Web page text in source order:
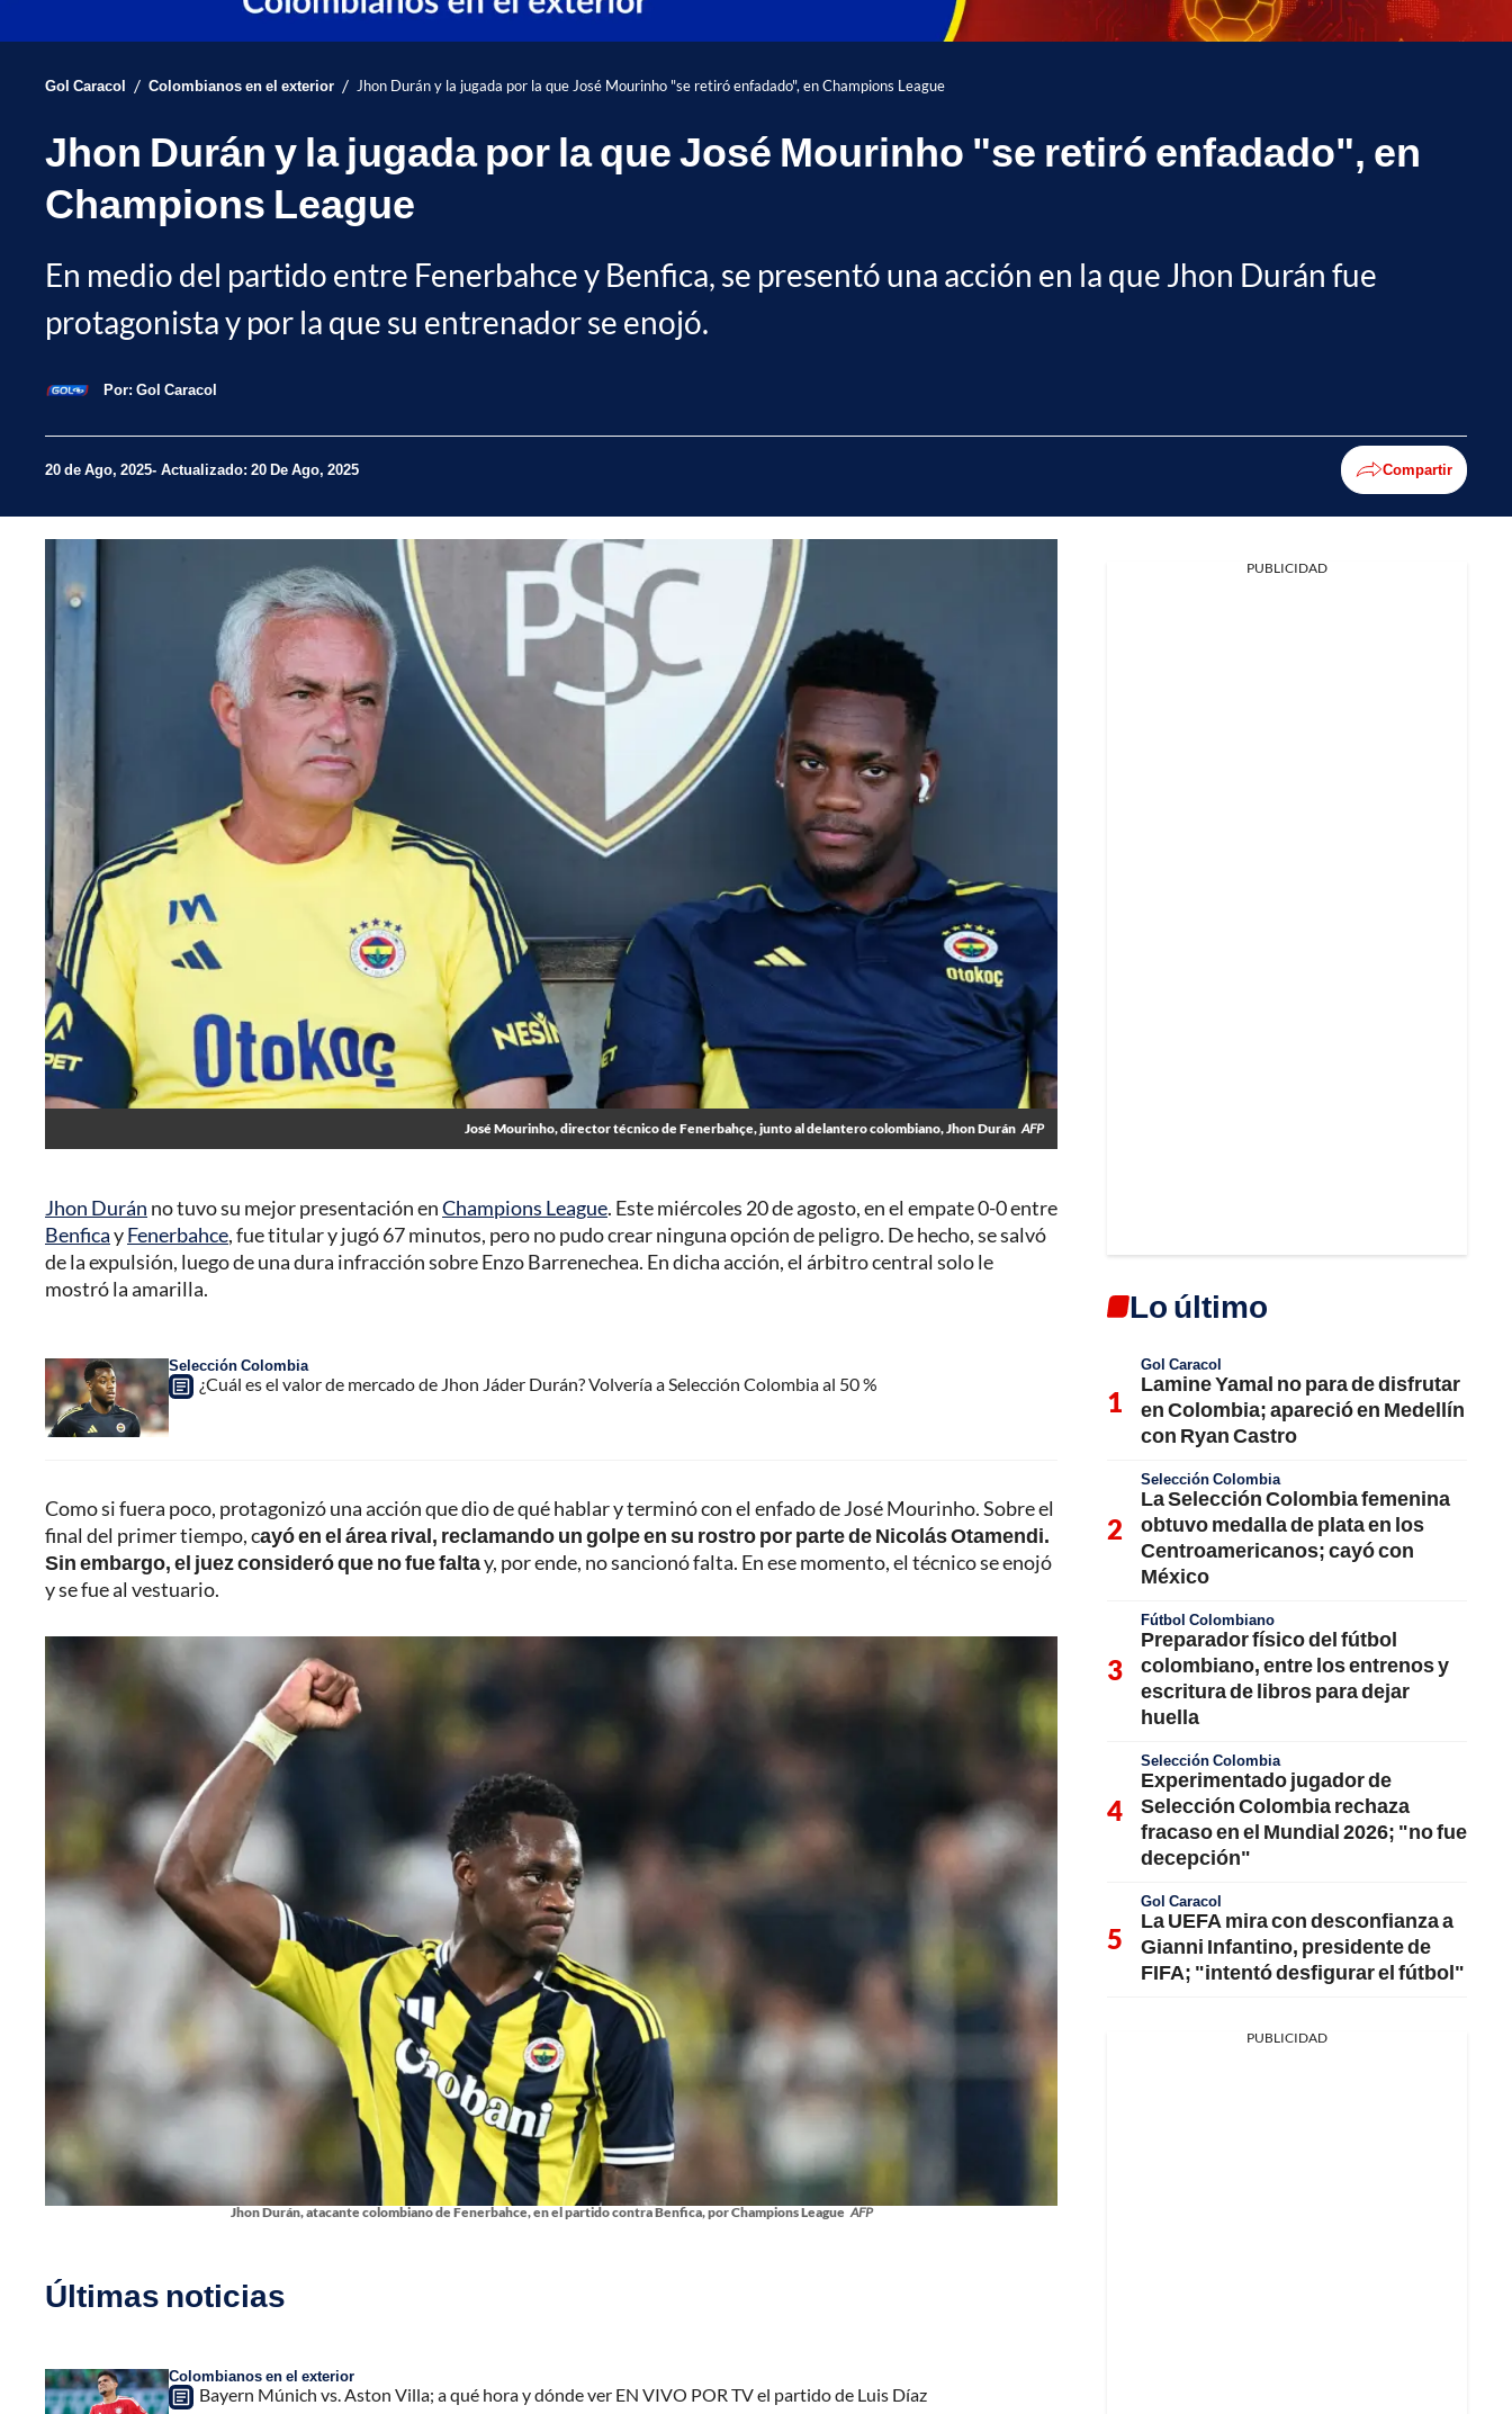
Gol Caracol / Colombianos en el exterior / Jhon Durán y la jugada por la que José Mourinho "se retiró enfadado", en Champions League
Jhon Durán y la jugada por la que José Mourinho "se retiró enfadado", en
Champions League
En medio del partido entre Fenerbahce y Benfica, se presentó una acción en la que Jhon Durán fue
protagonista y por la que su entrenador se enojó.
Por: Gol Caracol
20 de Ago, 2025 Actualizado: 20 De Ago, 2025 Compartir
José Mourinho, director técnico de Fenerbahçe, junto al delantero colombiano, Jhon Durán AFP
Jhon Durán no tuvo su mejor presentación enChampions League. Este miércoles 20 de agosto, en el empate 0-0 entre
BenficayFenerbahce, fue titular y jugó 67 minutos, pero no pudo crear ninguna opción de peligro. De hecho, se salvó
de la expulsión, luego de una dura infracción sobre Enzo Barrenechea. En dicha acción, el árbitro central solo le
mostró la amarilla.
Selección Colombia
¿Cuál es el valor de mercado de Jhon Jáder Durán? Volvería a Selección Colombia al 50 %
Como si fuera poco, protagonizó una acción que dio de qué hablar y terminó con el enfado de José Mourinho. Sobre el
final del primer tiempo, cayó en el área rival, reclamando un golpe en su rostro por parte de Nicolás Otamendi.
Sin embargo, el juez consideró que no fue faltay, por ende, no sancionó falta. En ese momento, el técnico se enojó
y se fue al vestuario.
Jhon Durán, atacante colombiano de Fenerbahce, en el partido contra Benfica, por Champions League AFP
Últimas noticias
Colombianos en el exterior
Bayern Múnich vs. Aston Villa; a qué hora y dónde ver EN VIVO POR TV el partido de Luis Díaz
PUBLICIDAD
Lo último
Gol Caracol
Lamine Yamal no para de disfrutar
en Colombia; apareció en Medellín
con Ryan Castro
Selección Colombia
La Selección Colombia femenina
obtuvo medalla de plata en los
Centroamericanos; cayó con
México
Fútbol Colombiano
Preparador físico del fútbol
colombiano, entre los entrenos y
escritura de libros para dejar
huella
Selección Colombia
Experimentado jugador de
Selección Colombia rechaza
fracaso en el Mundial 2026; "no fue
decepción"
Gol Caracol
La UEFA mira con desconfianza a
Gianni Infantino, presidente de
FIFA; "intentó desfigurar el fútbol"
PUBLICIDAD